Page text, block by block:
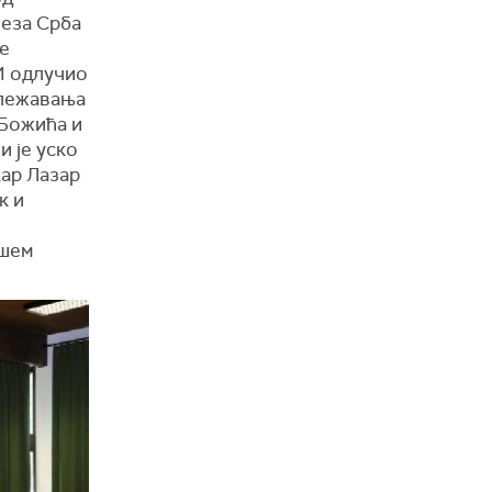
Срба
одлучио
и
је уско
Лазар
и